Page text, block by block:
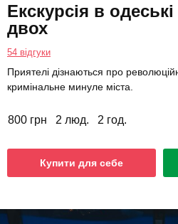
Екскурсія в
двох
54 відгуки
Приятелі дізнаються про
кримінальне минуле міста.
800 грн 2 люд. 2 год.
Купити для себе